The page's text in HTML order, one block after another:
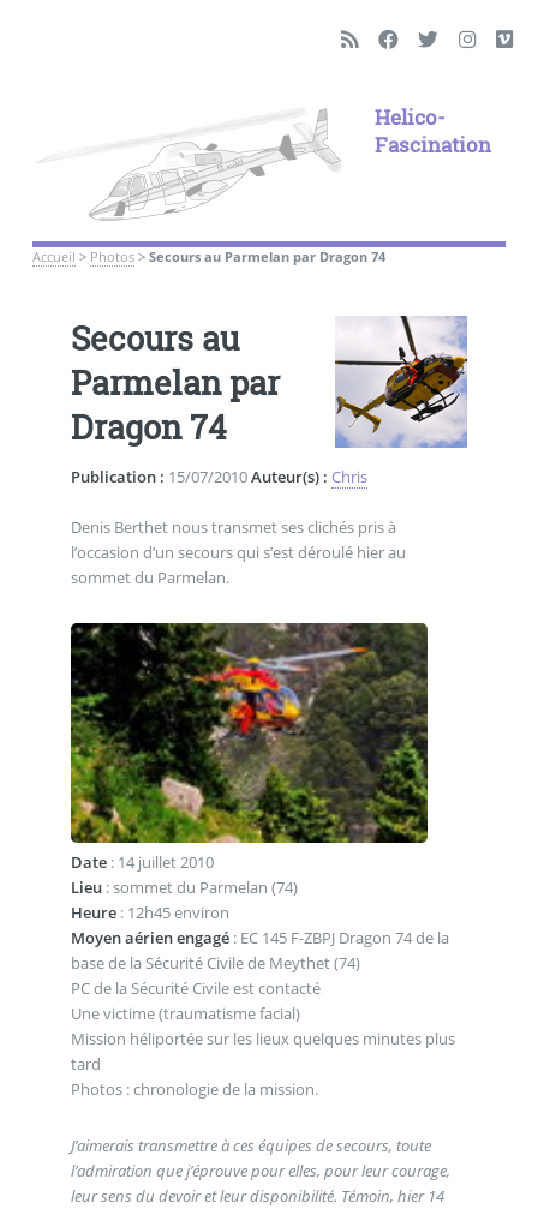
Helico-
Fascination
Accueil > Photos> Secours au Parmelan par Dragon 74
Secours au
Parmelan par
Dragon 74
Publication : 15/07/2010Auteur(s) : Chris
Denis Berthet nous transmet ses clichés pris à
l’occasion d’un secours qui s’est déroulé hier au
sommet du Parmelan.
Date: 14 juillet 2010
Lieu: sommet du Parmelan (74)
Heure: 12h45 environ
Moyen aérien engagé: EC 145 F-ZBPJ Dragon 74 de la
base de la Sécurité Civile de Meythet (74)
PC de la Sécurité Civile est contacté
Une victime (traumatisme facial)
Mission héliportée sur les lieux quelques minutes plus
tard
Photos : chronologie de la mission.
J’aimerais transmettre à ces équipes de secours, toute
l’admiration que j’éprouve pour elles, pour leur courage,
leur sens du devoir et leur disponibilité. Témoin, hier 14